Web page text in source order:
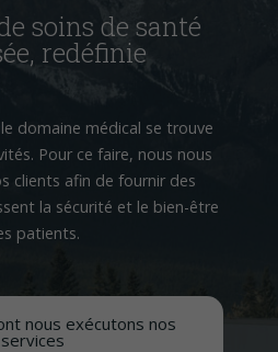
soins de santé
redéfinie
domaine médical se trouve
Pour ce faire, nous nous
clients afin de fournir des
la sécurité et le bien-être
patients.
nous exécutons nos
services